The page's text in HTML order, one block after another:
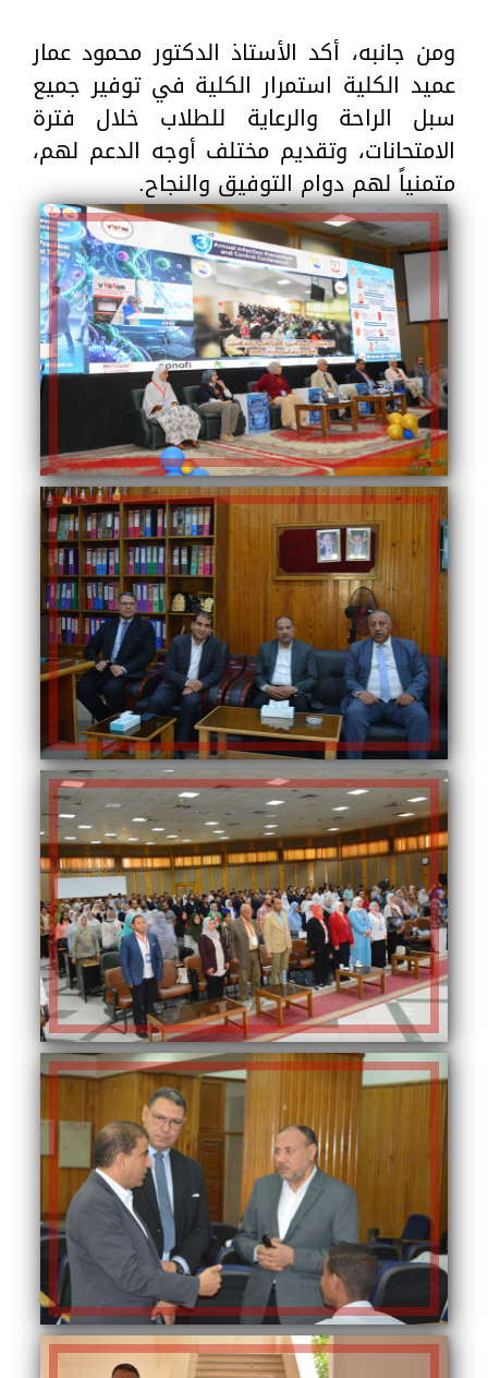
ومن جانبه، أكد الأستاذ الدكتور محمود عمار
عميد الكلية استمرار الكلية في توفير جميع
سبل الراحة والرعاية للطلاب خلال فترة
الامتحانات، وتقديم مختلف أوجه الدعم لهم،
متمنياً لهم دوام التوفيق والنجاح.